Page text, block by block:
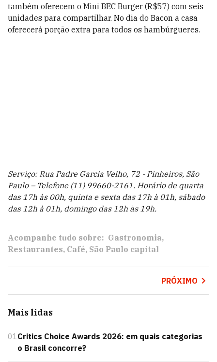
também oferecem o Mini BEC Burger (R$57) com seis
unidades para compartilhar. No dia do Bacon a casa
oferecerá porção extra para todos os hambúrgueres.
Serviço: Rua Padre Garcia Velho, 72 - Pinheiros, São
Paulo – Telefone (11) 99660-2161. Horário de quarta
das 17h às 00h, quinta e sexta das 17h à 01h, sábado
das 12h à 01h, domingo das 12h às 19h.
Acompanhe tudo sobre: Gastronomia
Restaurantes Café São Paulo capital
PRÓXIMO
Mais lidas
01 Critics Choice Awards 2026: em quais categorias
o Brasil concorre?